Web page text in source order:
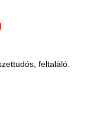
feltaláló.